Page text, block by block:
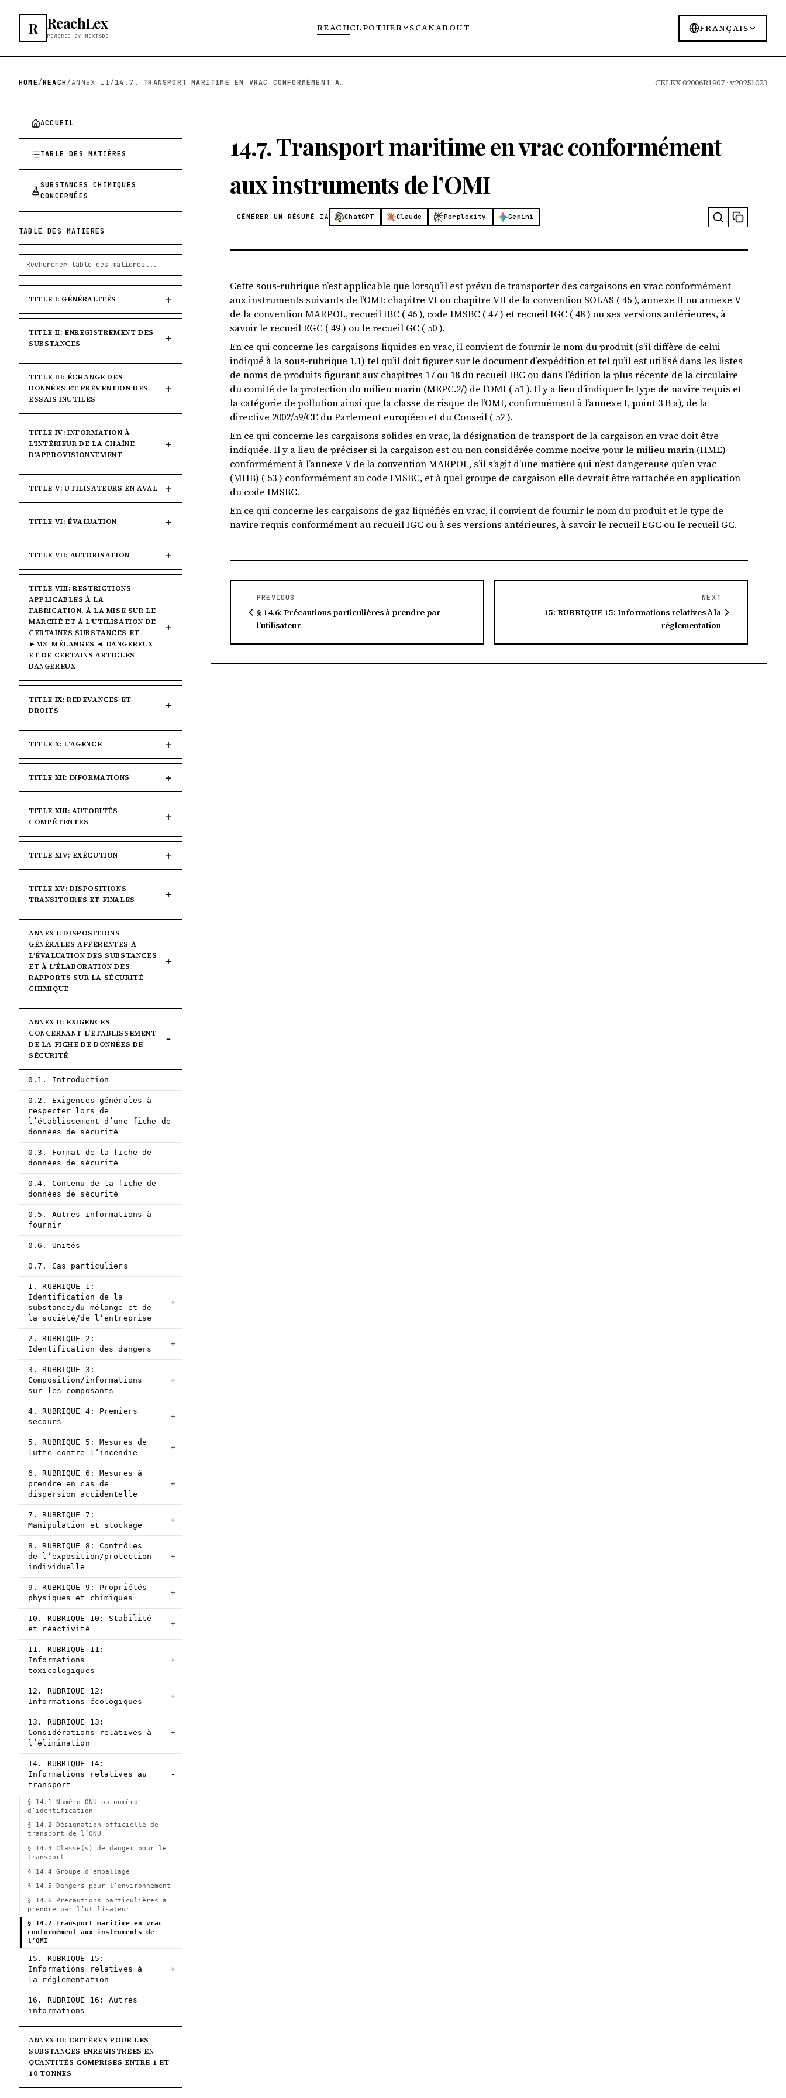
R ReachLex
POWERED BY NEXTSDS
REACHCLPOTHER SCANABOUT FRANÇAIS
HOME/REACH/ANNEX II/ 14.7. TRANSPORT MARITIME EN VRAC CONFORMÉMENT A... CELEX 02006R1907 · v20251023
ACCUEIL
TABLE DES MATIÈRES
SUBSTANCES CHIMIQUES
CONCERNÉES
TABLE DES MATIÈRES
TITLE I: GÉNÉRALITÉS
TITLE II: ENREGISTREMENT DES
SUBSTANCES
TITLE III: ÉCHANGE DES
DONNÉES ET PRÉVENTION DES
ESSAIS INUTILES
TITLE IV: INFORMATION À
L'INTÉRIEUR DE LA CHAÎNE
D'APPROVISIONNEMENT
TITLE V: UTILISATEURS EN AVAL
TITLE VI: ÉVALUATION
TITLE VII: AUTORISATION
TITLE VIII: RESTRICTIONS
APPLICABLES À LA
FABRICATION, À LA MISE SUR LE
MARCHÉ ET À L'UTILISATION DE
CERTAINES SUBSTANCES ET
►M3 MÉLANGES ◄ DANGEREUX
ET DE CERTAINS ARTICLES
DANGEREUX
TITLE IX: REDEVANCES ET
DROITS
TITLE X: L'AGENCE
TITLE XII: INFORMATIONS
TITLE XIII: AUTORITÉS
COMPÉTENTES
TITLE XIV: EXÉCUTION
TITLE XV: DISPOSITIONS
TRANSITOIRES ET FINALES
ANNEX I: DISPOSITIONS
GÉNÉRALES AFFÉRENTES À
L'ÉVALUATION DES SUBSTANCES
ET À L'ÉLABORATION DES
RAPPORTS SUR LA SÉCURITÉ
CHIMIQUE
ANNEX II: EXIGENCES
CONCERNANT L’ÉTABLISSEMENT
DE LA FICHE DE DONNÉES DE
SÉCURITÉ
0.1. Introduction
0.2. Exigences générales à
respecter lors de
l’établissement d’une fiche de
données de sécurité
0.3. Format de la fiche de
données de sécurité
0.4. Contenu de la fiche de
données de sécurité
0.5. Autres informations à
fournir
0.6. Unités
0.7. Cas particuliers
1. RUBRIQUE 1:
Identification de la
substance/du mélange et de
la société/de l’entreprise
2. RUBRIQUE 2:
Identification des dangers
3. RUBRIQUE 3:
Composition/informations
sur les composants
4. RUBRIQUE 4: Premiers
secours
5. RUBRIQUE 5: Mesures de
lutte contre l’incendie
6. RUBRIQUE 6: Mesures à
prendre en cas de
dispersion accidentelle
7. RUBRIQUE 7:
Manipulation et stockage
8. RUBRIQUE 8: Contrôles
de l’exposition/protection
individuelle
9. RUBRIQUE 9: Propriétés
physiques et chimiques
10. RUBRIQUE 10: Stabilité
et réactivité
11. RUBRIQUE 11:
Informations
toxicologiques
12. RUBRIQUE 12:
Informations écologiques
13. RUBRIQUE 13:
Considérations relatives à
l’élimination
14. RUBRIQUE 14:
Informations relatives au
transport
§ 14.1 Numéro ONU ou numéro
d’identification
§ 14.2 Désignation officielle de
transport de l’ONU
§ 14.3 Classe(s) de danger pour le
transport
§ 14.4 Groupe d’emballage
§ 14.5 Dangers pour l’environnement
§ 14.6 Précautions particulières à
prendre par l’utilisateur
§ 14.7 Transport maritime en vrac
conformément aux instruments de
l’OMI
15. RUBRIQUE 15:
Informations relatives à
la réglementation
16. RUBRIQUE 16: Autres
informations
ANNEX III: CRITÈRES POUR LES
SUBSTANCES ENREGISTRÉES EN
QUANTITÉS COMPRISES ENTRE 1 ET
10 TONNES
14.7. Transport maritime en vrac conformément
aux instruments de l’OMI
GÉNÉRER UN RÉSUMÉ IA ChatGPT Claude Perplexity Gemini
Cette sous-rubrique n’est applicable que lorsqu’il est prévu de transporter des cargaisons en vrac conformément
aux instruments suivants de l’OMI: chapitre VI ou chapitre VII de la convention SOLAS ( 45), annexe II ou annexe V
de la convention MARPOL, recueil IBC ( 46), code IMSBC ( 47) et recueil IGC ( 48) ou ses versions antérieures, à
savoir le recueil EGC ( 49) ou le recueil GC ( 50).
En ce qui concerne les cargaisons liquides en vrac, il convient de fournir le nom du produit (s’il diffère de celui
indiqué à la sous-rubrique 1.1) tel qu’il doit figurer sur le document d’expédition et tel qu’il est utilisé dans les listes
de noms de produits figurant aux chapitres 17 ou 18 du recueil IBC ou dans l’édition la plus récente de la circulaire
du comité de la protection du milieu marin (MEPC.2/) de l’OMI ( 51). Il y a lieu d’indiquer le type de navire requis et
la catégorie de pollution ainsi que la classe de risque de l’OMI, conformément à l’annexe I, point 3 B a), de la
directive 2002/59/CE du Parlement européen et du Conseil ( 52).
En ce qui concerne les cargaisons solides en vrac, la désignation de transport de la cargaison en vrac doit être
indiquée. Il y a lieu de préciser si la cargaison est ou non considérée comme nocive pour le milieu marin (HME)
conformément à l’annexe V de la convention MARPOL, s’il s’agit d’une matière qui n’est dangereuse qu’en vrac
(MHB) ( 53) conformément au code IMSBC, et à quel groupe de cargaison elle devrait être rattachée en application
du code IMSBC.
En ce qui concerne les cargaisons de gaz liquéfiés en vrac, il convient de fournir le nom du produit et le type de
navire requis conformément au recueil IGC ou à ses versions antérieures, à savoir le recueil EGC ou le recueil GC.
PREVIOUS
§ 14.6: Précautions particulières à prendre par
l’utilisateur
NEXT
15: RUBRIQUE 15: Informations relatives à la
réglementation